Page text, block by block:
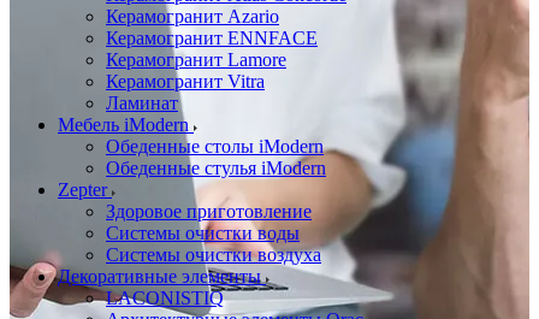
Керамогранит Azario
Керамогранит ENNFACE
Керамогранит Lamore
Керамогранит Vitra
Ламинат
Мебель iModern
Обеденные столы iModern
Обеденные стулья iModern
Zepter
Здоровое приготовление
Системы очистки воды
Системы очистки воздуха
Декоративные элементы
LACONISTIQ